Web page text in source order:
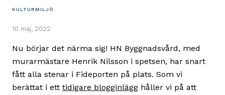
KULTURMILJÖ
10 maj, 2022
Nu börjar det närma sig! HN Byggnadsvård, med
murarmästare Henrik Nilsson i spetsen, har snart
fått alla stenar i Fideporten på plats. Som vi
berättat i ett tidigare blogginlägg håller vi på att